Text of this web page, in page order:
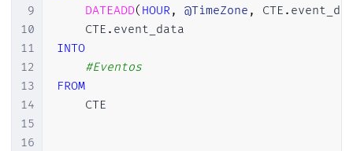
9
10
11
12
13
14
15
16
DATEADD( HOUR, @TimeZone , CTE .
    CTE
.
INTO
#Eventos
FROM
    CTE